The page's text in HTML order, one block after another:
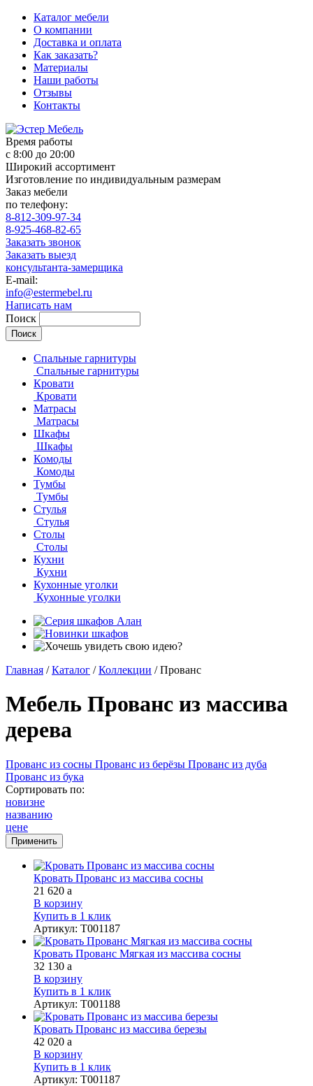
Каталог мебели
О компании
Доставка и оплата
Как заказать?
Материалы
Наши работы
Отзывы
Контакты
Время работы
с 8:00 до 20:00
Широкий ассортимент
Изготовление по индивидуальным размерам
Заказ мебели
по телефону:
8-812-309-97-34
8-925-468-82-65
Заказать звонок
Заказать выезд
консультанта-замерщика
E-mail:
info@estermebel.ru
Написать нам
Поиск
Спальные гарнитуры
Спальные гарнитуры
Кровати
Кровати
Матрасы
Матрасы
Шкафы
Шкафы
Комоды
Комоды
Тумбы
Тумбы
Стулья
Стулья
Столы
Столы
Кухни
Кухни
Кухонные уголки
Кухонные уголки
Главная / Каталог / Коллекции / Прованс
Мебель Прованс из массива
дерева
Прованс из сосны Прованс из берёзы Прованс из дуба
Прованс из бука
Сортировать по:
новизне
названию
цене
Кровать Прованс из массива сосны
21 620 a
В корзину
Купить в 1 клик
Артикул: Т001187
Кровать Прованс Мягкая из массива сосны
32 130 a
В корзину
Купить в 1 клик
Артикул: Т001188
Кровать Прованс из массива березы
42 020 a
В корзину
Купить в 1 клик
Артикул: Т001187